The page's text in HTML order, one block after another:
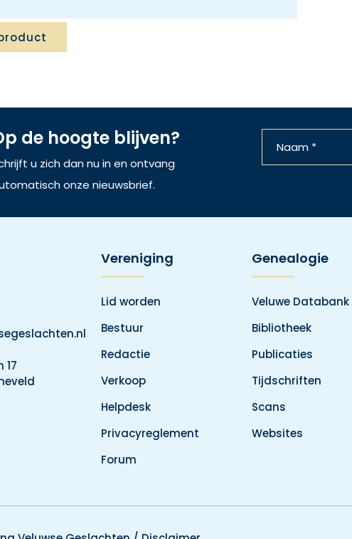
de hoogte blijven?
u zich dan nu in en ontvang
onze nieuwsbrief.
17
Vereniging
Lid worden
Bestuur
Redactie
Verkoop
Helpdesk
Privacyreglement
Forum
Genealogie
Veluwe Databank
Bibliotheek
Publicaties
Tijdschriften
Scans
Websites